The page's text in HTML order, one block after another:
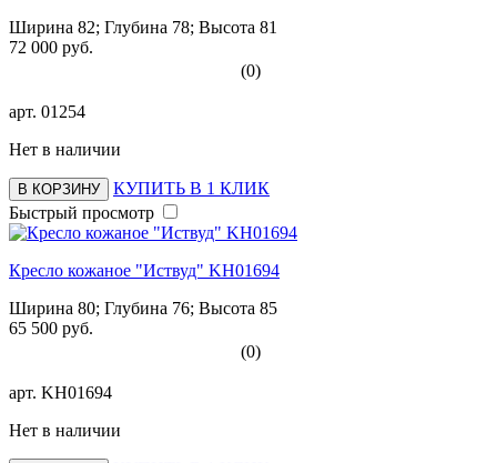
Ширина 82; Глубина 78; Высота 81
72 000 руб.
(0)
арт. 01254
Нет в наличии
В КОРЗИНУ
КУПИТЬ В 1 КЛИК
Быстрый просмотр
Кресло кожаное "Иствуд" KH01694
Ширина 80; Глубина 76; Высота 85
65 500 руб.
(0)
арт. KH01694
Нет в наличии